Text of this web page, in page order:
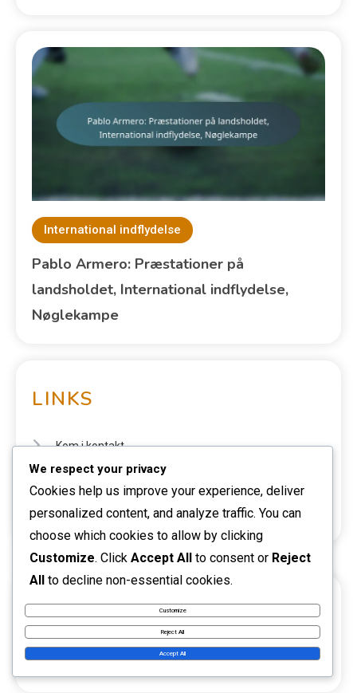
International indflydelse
Pablo Armero: Præstationer på
landsholdet, International indflydelse,
Nøglekampe
LINKS
Kom i kontakt
Blogarkiv
SØG
We respect your privacy
Cookies help us improve your experience, deliver
personalized content, and analyze traffic. You can
choose which cookies to allow by clicking
Customize. Click Accept All to consent or Reject
All to decline non-essential cookies.
Customize
Reject All
Accept All